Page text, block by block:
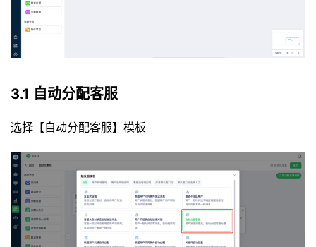
3.1 自动分配客服
选择【自动分配客服】模板